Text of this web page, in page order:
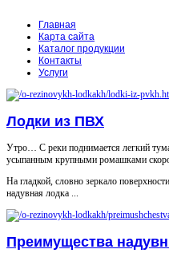
Главная
Карта сайта
Каталог продукции
Контакты
Услуги
Лодки из ПВХ
Утро… С реки поднимается легкий
усыпанным крупными ромашками скоро
На гладкой, словно зеркало
надувная лодка ...
Преимущества